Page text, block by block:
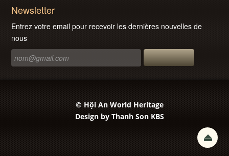
Newsletter
Entrez votre email pour recevoir les dernières nouvelles de
nous
© Hội An World Heritage
Design by Thanh Son KBS